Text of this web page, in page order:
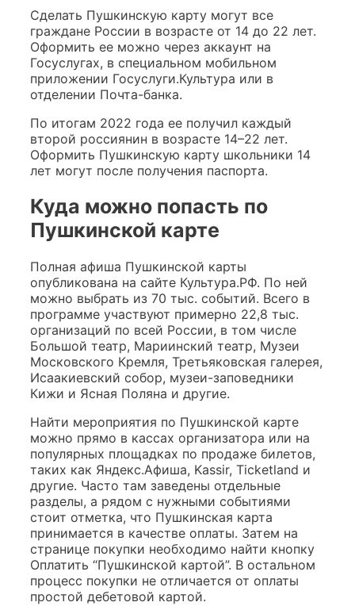
Сделать Пушкинскую карту могут все
граждане России в возрасте от 14 до 22 лет.
Оформить ее можно через аккаунт на
Госуслугах, в специальном мобильном
приложении Госуслуги.Культура или в
отделении Почта-банка.
По итогам 2022 года ее получил каждый
второй россиянин в возрасте 14–22 лет.
Оформить Пушкинскую карту школьники 14
лет могут после получения паспорта.
Куда можно попасть по
Пушкинской карте
Полная афиша Пушкинской карты
опубликована на сайте Культура.РФ. По ней
можно выбрать из 70 тыс. событий. Всего в
программе участвуют примерно 22,8 тыс.
организаций по всей России, в том числе
Большой театр, Мариинский театр, Музеи
Московского Кремля, Третьяковская галерея,
Исаакиевский собор, музеи-заповедники
Кижи и Ясная Поляна и другие.
Найти мероприятия по Пушкинской карте
можно прямо в кассах организатора или на
популярных площадках по продаже билетов,
таких как Яндекс.Афиша, Kassir, Ticketland и
другие. Часто там заведены отдельные
разделы, а рядом с нужными событиями
стоит отметка, что Пушкинская карта
принимается в качестве оплаты. Затем на
странице покупки необходимо найти кнопку
Оплатить “Пушкинской картой”. В остальном
процесс покупки не отличается от оплаты
простой дебетовой картой.